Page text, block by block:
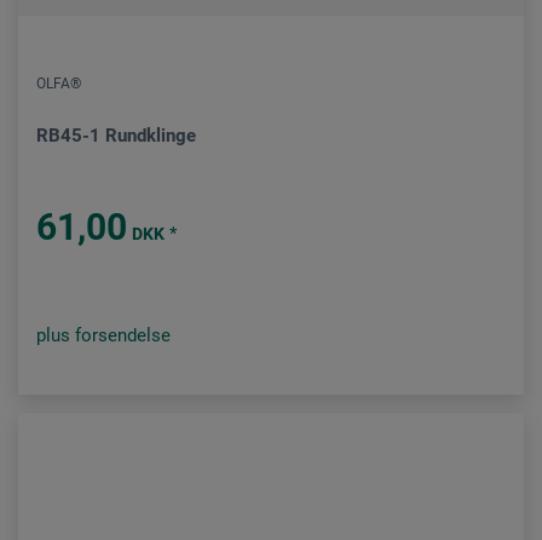
OLFA®
RB45-1 Rundklinge
61,00 DKK *
plus forsendelse